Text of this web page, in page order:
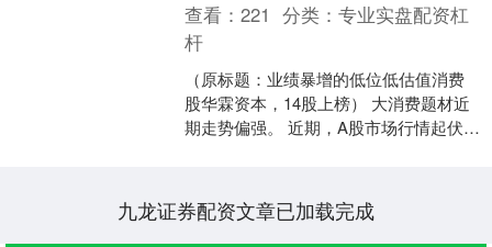
查看：221 分类：专业实盘配资杠
杆
（原标题：业绩暴增的低位低估值消费
股华霖资本，14股上榜） 大消费题材近
期走势偏强。 近期，A股市场行情起伏不
九龙证券配资文章已加载完成